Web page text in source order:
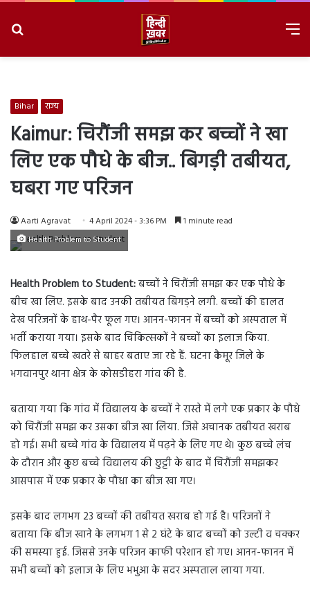
Bihar राज्य
Kaimur: चिरौंजी समझ कर बच्चों ने खा
लिए एक पौधे के बीज.. बिगड़ी तबीयत,
घबरा गए परिजन
Aarti Agravat 4 April 2024 - 3:36 PM 1 minute read
Health Problem to Student
Health Problem to Student:बच्चों ने चिरौंजी समझ कर एक पौधे के
बीच खा लिए. इसके बाद उनकी तबीयत बिगड़ने लगी. बच्चों की हालत
देख परिजनों के हाथ-पैर फूल गए। आनन-फानन में बच्चों को अस्पताल में
भर्ती कराया गया। इसके बाद चिकित्सकों ने बच्चों का इलाज किया.
फिलहाल बच्चे खतरे से बाहर बताए जा रहे हैं. घटना कैमूर जिले के
भगवानपुर थाना क्षेत्र के कोसडीहरा गांव की है.
बताया गया कि गांव में विद्यालय के बच्चों ने रास्ते में लगे एक प्रकार के पौधे
को चिरौंजी समझ कर उसका बीज खा लिया. जिसे अचानक तबीयत खराब
हो गई। सभी बच्चे गांव के विद्यालय में पढ़ने के लिए गए थे। कुछ बच्चे लंच
के दौरान और कुछ बच्चे विद्यालय की छुट्टी के बाद में चिरौंजी समझकर
आसपास में एक प्रकार के पौधा का बीज खा गए।
इसके बाद लगभग 23 बच्चों की तबीयत खराब हो गई है। परिजनों ने
बताया कि बीज खाने के लगभग 1 से 2 घंटे के बाद बच्चों को उल्टी व चक्कर
की समस्या हुई. जिससे उनके परिजन काफी परेशान हो गए। आनन-फानन में
सभी बच्चों को इलाज के लिए भभुआ के सदर अस्पताल लाया गया.